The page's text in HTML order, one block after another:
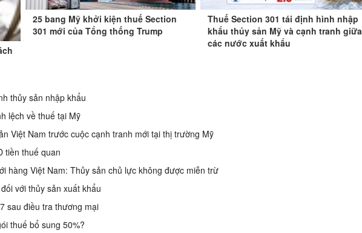
25 bang Mỹ khởi kiện thuế Section
301 mới của Tổng thống Trump
Thuế Section 301 tái định hình nhập
khẩu thủy sản Mỹ và cạnh tranh giữa
các nước xuất khẩu
thủy sản nhập khẩu
lệch về thuế tại Mỹ
Việt Nam trước cuộc cạnh tranh mới tại thị trường Mỹ
tiền thuế quan
hàng Việt Nam: Thủy sản chủ lực không được miễn trừ
với thủy sản xuất khẩu
sau điều tra thương mại
thuế bổ sung 50%?